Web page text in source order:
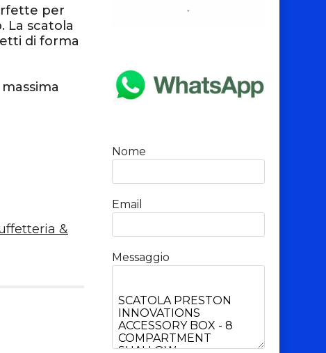
per
La scatola
di forma
&
Nome
Email
Messaggio